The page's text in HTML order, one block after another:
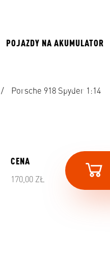
POJAZDY NA AKUMULATOR
/ Porsche 918 Spyder 1:14
CENA
170,00 ZŁ